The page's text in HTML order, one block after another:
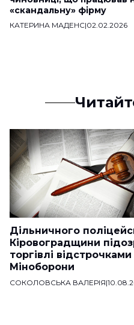
«скандальну» фірму
КАТЕРИНА МАДЕНС|02.02.2026
Дільничного
Кіровоградщини
торгівлі
Міноборони
СОКОЛОВСЬКА ВАЛЕРІЯ|